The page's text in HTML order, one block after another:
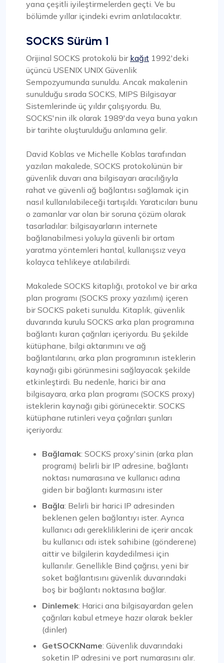
yana çeşitli iyileştirmelerden geçti. Ve bu
bölümde yıllar içindeki evrim anlatılacaktır.
SOCKS Sürüm 1
Orijinal SOCKS protokolü bir kağıt 1992'deki
üçüncü USENIX UNIX Güvenlik
Sempozyumunda sunuldu. Ancak makalenin
sunulduğu sırada SOCKS, MIPS Bilgisayar
Sistemlerinde üç yıldır çalışıyordu. Bu,
SOCKS'nin ilk olarak 1989'da veya buna yakın
bir tarihte oluşturulduğu anlamına gelir.
David Koblas ve Michelle Koblas tarafından
yazılan makalede, SOCKS protokolünün bir
güvenlik duvarı ana bilgisayarı aracılığıyla
rahat ve güvenli ağ bağlantısı sağlamak için
nasıl kullanılabileceği tartışıldı. Yaratıcıları bunu
o zamanlar var olan bir soruna çözüm olarak
tasarladılar: bilgisayarların internete
bağlanabilmesi yoluyla güvenli bir ortam
yaratma yöntemleri hantal, kullanışsız veya
kolayca tehlikeye atılabilirdi.
Makalede SOCKS kitaplığı, protokol ve bir arka
plan programı (SOCKS proxy yazılımı) içeren
bir SOCKS paketi sunuldu. Kitaplık, güvenlik
duvarında kurulu SOCKS arka plan programına
bağlantı kuran çağrıları içeriyordu. Bu şekilde
kütüphane, bilgi aktarımını ve ağ
bağlantılarını, arka plan programının isteklerin
kaynağı gibi görünmesini sağlayacak şekilde
etkinleştirdi. Bu nedenle, harici bir ana
bilgisayara, arka plan programı (SOCKS proxy)
isteklerin kaynağı gibi görünecektir. SOCKS
kütüphane rutinleri veya çağrıları şunları
içeriyordu:
Bağlamak: SOCKS proxy'sinin (arka plan
programı) belirli bir IP adresine, bağlantı
noktası numarasına ve kullanıcı adına
giden bir bağlantı kurmasını ister
Bağla: Belirli bir harici IP adresinden
beklenen gelen bağlantıyı ister. Ayrıca
kullanıcı adı gerekliliklerini de içerir ancak
bu kullanıcı adı istek sahibine (gönderene)
aittir ve bilgilerin kaydedilmesi için
kullanılır. Genellikle Bind çağrısı, yeni bir
soket bağlantısını güvenlik duvarındaki
boş bir bağlantı noktasına bağlar.
Dinlemek: Harici ana bilgisayardan gelen
çağrıları kabul etmeye hazır olarak bekler
(dinler)
GetSOCKName: Güvenlik duvarındaki
soketin IP adresini ve port numarasını alır.